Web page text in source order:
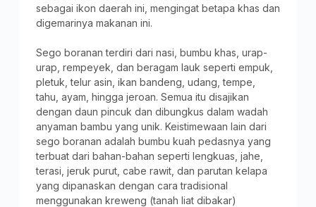
sebagai ikon daerah ini, mengingat betapa khas dan
digemarinya makanan ini.
Sego boranan terdiri dari nasi, bumbu khas, urap-
urap, rempeyek, dan beragam lauk seperti empuk,
pletuk, telur asin, ikan bandeng, udang, tempe,
tahu, ayam, hingga jeroan. Semua itu disajikan
dengan daun pincuk dan dibungkus dalam wadah
anyaman bambu yang unik. Keistimewaan lain dari
sego boranan adalah bumbu kuah pedasnya yang
terbuat dari bahan-bahan seperti lengkuas, jahe,
terasi, jeruk purut, cabe rawit, dan parutan kelapa
yang dipanaskan dengan cara tradisional
menggunakan kreweng (tanah liat dibakar)